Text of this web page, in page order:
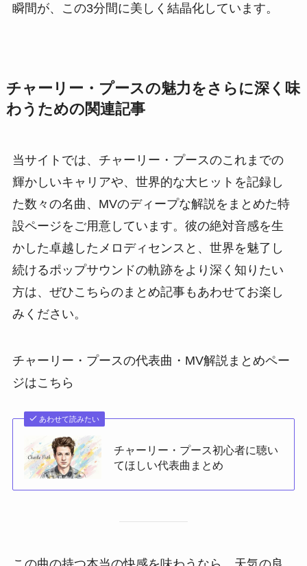
瞬間が、この3分間に美しく結晶化しています。
チャーリー・プースの魅力をさらに深く味
わうための関連記事
当サイトでは、チャーリー・プースのこれまでの
輝かしいキャリアや、世界的な大ヒットを記録し
た数々の名曲、MVのディープな解説をまとめた特
設ページをご用意しています。彼の絶対音感を生
かした卓越したメロディセンスと、世界を魅了し
続けるポップサウンドの軌跡をより深く知りたい
方は、ぜひこちらのまとめ記事もあわせてお楽し
みください。
チャーリー・プースの代表曲・MV解説まとめペー
ジはこちら
あわせて読みたい
チャーリー・プース初心者に聴い
てほしい代表曲まとめ